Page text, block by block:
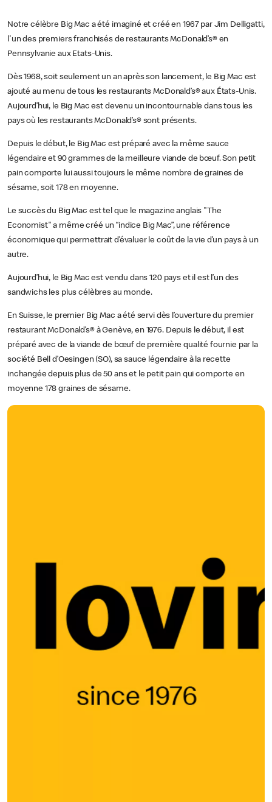
Notre célèbre Big Mac a été imaginé et créé en 1967 par Jim Delligatti,
l'un des premiers franchisés de restaurants McDonald’s® en
Pennsylvanie aux Etats-Unis.
Dès 1968, soit seulement un an après son lancement, le Big Mac est
ajouté au menu de tous les restaurants McDonald’s® aux États-Unis.
Aujourd’hui, le Big Mac est devenu un incontournable dans tous les
pays où les restaurants McDonald’s® sont présents.
Depuis le début, le Big Mac est préparé avec la même sauce
légendaire et 90 grammes de la meilleure viande de bœuf. Son petit
pain comporte lui aussi toujours le même nombre de graines de
sésame, soit 178 en moyenne.
Le succès du Big Mac est tel que le magazine anglais "The
Economist" a même créé un “indice Big Mac”, une référence
économique qui permettrait d’évaluer le coût de la vie d’un pays à un
autre.
Aujourd’hui, le Big Mac est vendu dans 120 pays et il est l’un des
sandwichs les plus célèbres au monde.
En Suisse, le premier Big Mac a été servi dès l’ouverture du premier
restaurant McDonald’s® à Genève, en 1976. Depuis le début, il est
préparé avec de la viande de bœuf de première qualité fournie par la
société Bell d’Oesingen (SO), sa sauce légendaire à la recette
inchangée depuis plus de 50 ans et le petit pain qui comporte en
moyenne 178 graines de sésame.